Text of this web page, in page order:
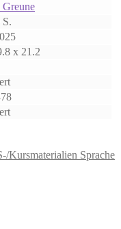
Greune
x 21.2
Kursmaterialien Sprache